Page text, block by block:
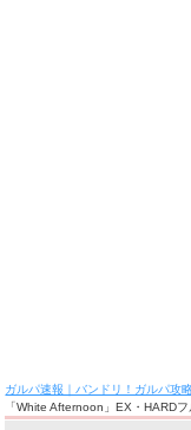
ガルパ速報｜バンドリ！ガルパ攻
「White Afternoon」EX・HARD